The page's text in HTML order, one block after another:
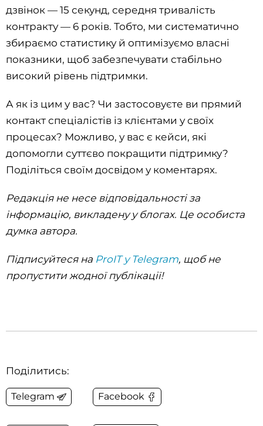
дзвінок — 15 секунд, середня тривалість
контракту — 6 років. Тобто, ми систематично
збираємо статистику й оптимізуємо власні
показники, щоб забезпечувати стабільно
високий рівень підтримки.
А як із цим у вас? Чи застосовуєте ви прямий
контакт спеціалістів із клієнтами у своїх
процесах? Можливо, у вас є кейси, які
допомогли суттєво покращити підтримку?
Поділіться своїм досвідом у коментарях.
Редакція не несе відповідальності за
інформацію, викладену у блогах. Це особиста
думка автора.
Підписуйтеся на ProIT у Telegram, щоб не
пропустити жодної публікації!
Поділитись:
Telegram Facebook